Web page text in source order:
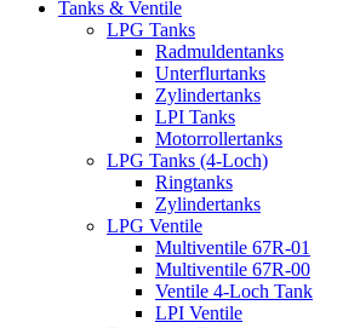
Tanks & Ventile
LPG Tanks
Radmuldentanks
Unterflurtanks
Zylindertanks
LPI Tanks
Motorrollertanks
LPG Tanks (4-Loch)
Ringtanks
Zylindertanks
LPG Ventile
Multiventile 67R-01
Multiventile 67R-00
Ventile 4-Loch Tank
LPI Ventile